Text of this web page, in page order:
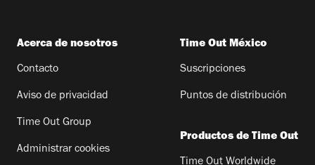
Acerca de nosotros
Contacto
Aviso de privacidad
Time Out Group
Administrar cookies
Time Out México
Suscripciones
Puntos de distribución
Productos de Time Out
Time Out Worldwide